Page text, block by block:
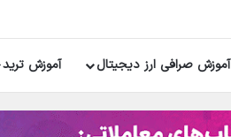
آموزش صرافی ارز دیجیتال آموزش ترید